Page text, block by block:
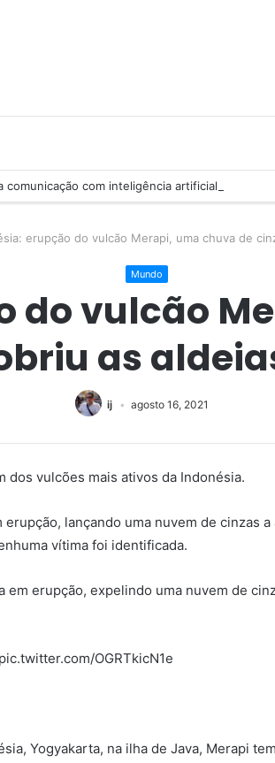
comunicação com inteligência artificial
erupção do vulcão Merapi, uma chuva de
Mundo
do vulcão
as
ij agosto 16, 2021
dos vulcões mais ativos da Indonésia.
lançando uma nuvem de cinzas
vítima foi identificada.
em erupção, expelindo uma nuvem de
OGRTkicN1e
Yogyakarta, na ilha de Java, Merapi